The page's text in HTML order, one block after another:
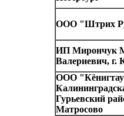
ООО "Штрих
ИП Мирончук
Валериевич, г.
ООО
Гурьевский
Матросово